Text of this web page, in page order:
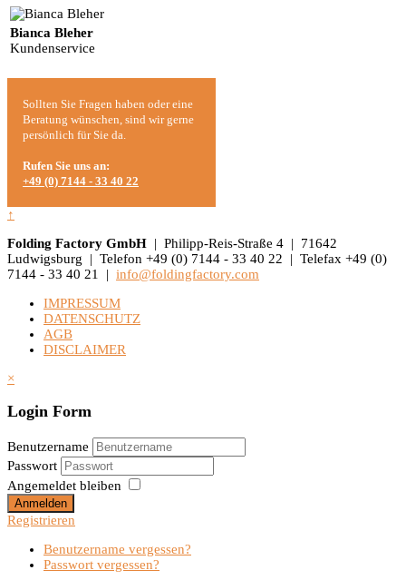
Bianca Bleher
Kundenservice
Sollten Sie Fragen haben oder eine
Beratung wünschen, sind wirgerne
persönlich für Sie da.
Rufen Sie uns an:
+49 (0) 7144 - 33 40 22
↑
Folding Factory GmbH | Philipp-Reis-Straße 4 | 71642
Ludwigsburg | Telefon +49 (0) 7144 - 33 40 22 | Telefax +49 (0)
7144 - 33 40 21 | info@foldingfactory.com
IMPRESSUM
DATENSCHUTZ
AGB
DISCLAIMER
×
Login Form
Benutzername
Passwort
Angemeldet bleiben
Anmelden
Registrieren
Benutzername vergessen?
Passwort vergessen?